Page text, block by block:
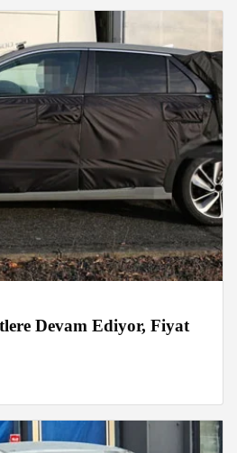
Devam Ediyor, Fiyat